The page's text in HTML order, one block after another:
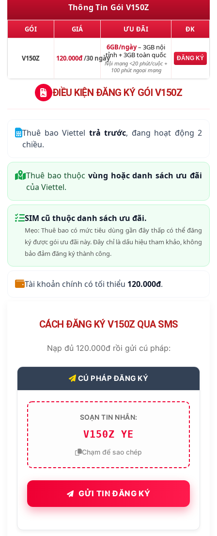
Thông Tin Gói V150Z
GÓI GIÁ ƯU ĐÃI ĐK
V150Z 120.000đ/30 ngày
6GB/ngày– 3GB nội
tỉnh + 3GB toàn quốc
Nội mạng <20 phút/cuộc +
100 phút ngoại mạng
ĐĂNG KÝ
ĐIỀU KIỆN ĐĂNG KÝ GÓI V150Z
Thuê bao Viettel trả trước, đang hoạt động 2
chiều.
Thuê bao thuộc vùng hoặc danh sách ưu đãi
của Viettel.
SIM cũ thuộc danh sách ưu đãi.
Mẹo: Thuê bao có mức tiêu dùng gần đây thấp có thể đăng
ký được gói ưu đãi này. Đây chỉ là dấu hiệu tham khảo, không
bảo đảm đăng ký thành công.
Tài khoản chính có tối thiểu 120.000đ.
CÁCH ĐĂNG KÝ V150Z QUA SMS
Nạp đủ 120.000đ rồi gửi cú pháp:
CÚ PHÁP ĐĂNG KÝ
SOẠN TIN NHẮN:
V150Z YE
Chạm để sao chép
GỬI TIN ĐĂNG KÝ